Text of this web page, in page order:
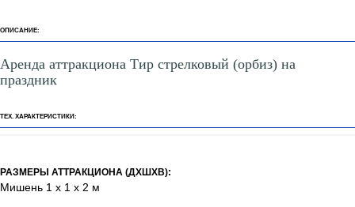
ОПИСАНИЕ:
Аренда аттракциона Тир стрелковый (орбиз) на
праздник
ТЕХ. ХАРАКТЕРИСТИКИ:
РАЗМЕРЫ АТТРАКЦИОНА (ДХШХВ):
Мишень 1 х 1 х 2 м